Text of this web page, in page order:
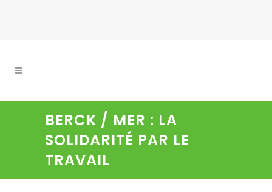
BERCK / MER : LA
SOLIDARITÉ PAR LE
TRAVAIL